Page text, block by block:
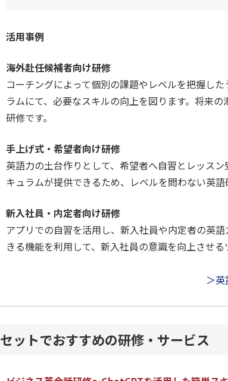
活用事例
海外赴任候補者向け研修
コーチングによって個別の課題やレベルを把握し
ラムにて、必要なスキルの向上を図ります。将来
研修です。
手上げ式・希望者向け研修
英語力の土台作りとして、希望者へ自習とレッス
キュラムが提供できるため、レベルを問わない英語
新入社員・内定者向け研修
アプリでの自習を活用し、新入社員や内定者の英
きる機能を利用して、新入社員の意識を向上させる
＞
セットでおすすめの研修・サービス